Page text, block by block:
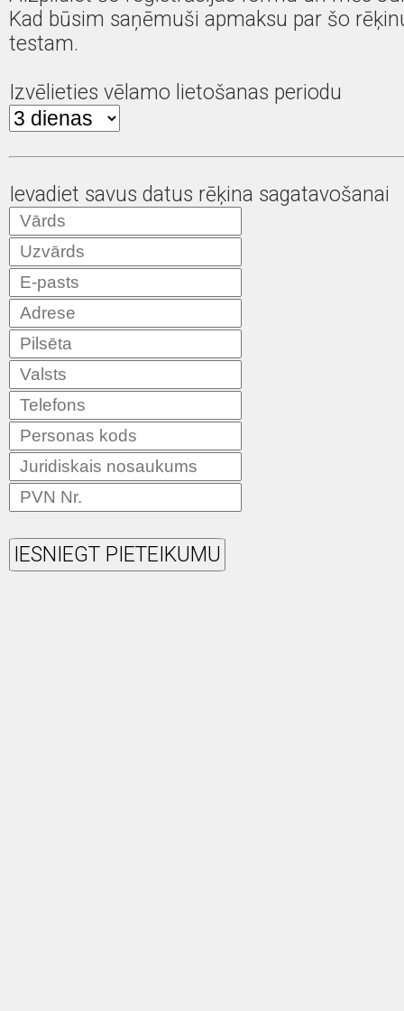
Kad būsim saņēmuši apmaksu par šo
testam.
Izvēlieties vēlamo lietošanas periodu
Ievadiet savus datus rēķina sagatavošanai
IESNIEGT PIETEIKUMU